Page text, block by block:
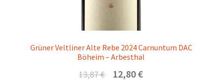
Grüner Veltliner Alte Rebe 2024 Carnuntum DAC
Böheim – Arbesthal
13,87€
Ursprünglicher
12,80 €Aktueller